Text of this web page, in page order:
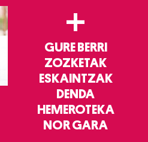
+
GURE BERRI
ZOZKETAK
ESKAINTZAK
DENDA
HEMEROTEKA
NOR GARA